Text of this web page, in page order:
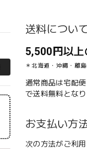
送料につい
5,500円以
＊北海道・沖縄・離
通常商品は宅配
で送料無料となり
お支払い方
次の方法がご利用